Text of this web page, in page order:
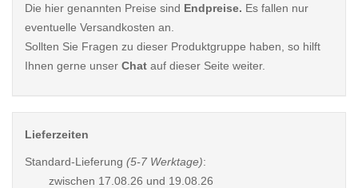
Die hier genannten Preise sind Endpreise. Es fallen nur
eventuelle Versandkosten an.
Sollten Sie Fragen zu dieser Produktgruppe haben, so hilft
Ihnen gerne unser Chat auf dieser Seite weiter.
Lieferzeiten
Standard-Lieferung (5-7 Werktage):
zwischen 17.08.26 und 19.08.26